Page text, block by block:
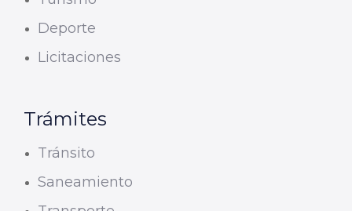
Deporte
Licitaciones
Trámites
Tránsito
Saneamiento